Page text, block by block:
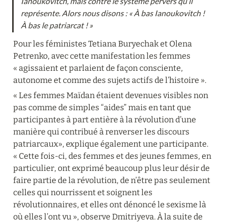
représente. Alors nous disons : « À bas Ianoukovitch !
À bas le patriarcat ! »
Pour les féministes Tetiana Buryechak et Olena
Petrenko, avec cette manifestation les femmes
« agissaient et parlaient de façon consciente,
autonome et comme des sujets actifs de l’histoire ».
« Les femmes Maïdan étaient devenues visibles non
pas comme de simples “aides” mais en tant que
participantes à part entière à la révolution d’une
manière qui contribué à renverser les discours
patriarcaux», explique également une participante.
« Cette fois-ci, des femmes et des jeunes femmes, en
particulier, ont exprimé beaucoup plus leur désir de
faire partie de la révolution, de n’être pas seulement
celles qui nourrissent et soignent les
révolutionnaires, et elles ont dénoncé le sexisme là
où elles l’ont vu », observe Dmitriyeva. À la suite de